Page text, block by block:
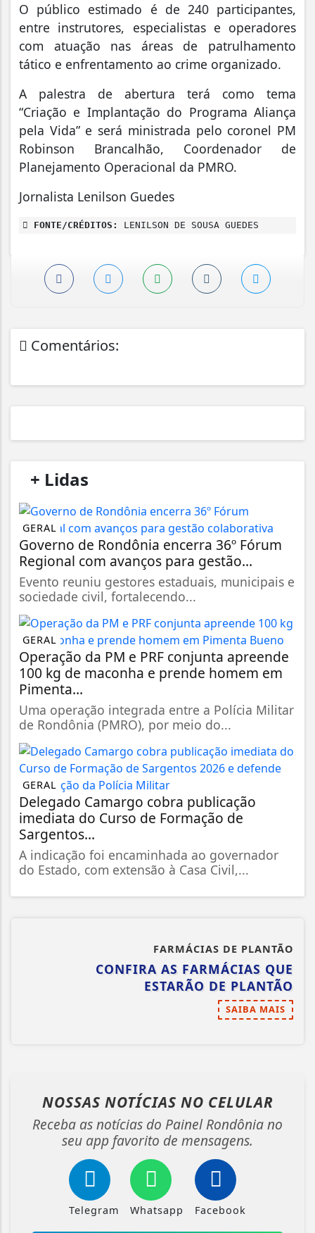
O público estimado é de 240 participantes,
entre instrutores, especialistas e operadores
com atuação nas áreas de patrulhamento
tático e enfrentamento ao crime organizado.
A palestra de abertura terá como tema
“Criação e Implantação do Programa Aliança
pela Vida” e será ministrada pelo coronel PM
Robinson Brancalhão, Coordenador de
Planejamento Operacional da PMRO.
Jornalista Lenilson Guedes
FONTE/CRÉDITOS: LENILSON DE SOUSA GUEDES
Comentários:
+ Lidas
GERAL
Governo de Rondônia encerra 36º Fórum
Regional com avanços para gestão...
Evento reuniu gestores estaduais, municipais e
sociedade civil, fortalecendo...
GERAL
Operação da PM e PRF conjunta apreende
100 kg de maconha e prende homem em
Pimenta...
Uma operação integrada entre a Polícia Militar
de Rondônia (PMRO), por meio do...
GERAL
Delegado Camargo cobra publicação
imediata do Curso de Formação de
Sargentos...
A indicação foi encaminhada ao governador
do Estado, com extensão à Casa Civil,...
FARMÁCIAS DE PLANTÃO
CONFIRA AS FARMÁCIAS QUE
ESTARÃO DE PLANTÃO
SAIBA MAIS
NOSSAS NOTÍCIAS NO CELULAR
Receba as notícias do Painel Rondônia no
seu app favorito de mensagens.
Telegram Whatsapp Facebook